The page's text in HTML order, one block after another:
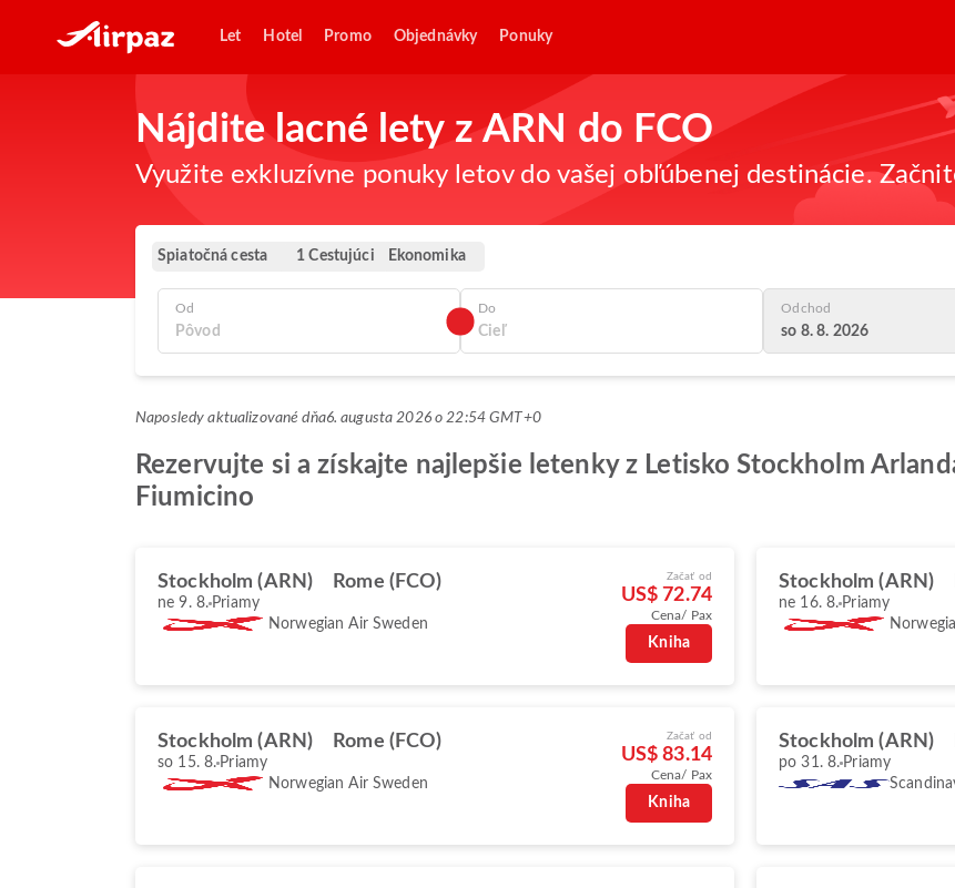
Let Hotel Promo Objednávky Ponuky
Nájdite lacné lety z ARN do FCO
Využite exkluzívne ponuky letov do vašej obľúbenej destinácie.
Spiatočná cesta 1 Cestujúci Ekonomika
Od Do Odchod
so 8. 8. 2026
Naposledy aktualizované dňa6. augusta 2026 o 22:54 GMT+0
Rezervujte si a získajte najlepšie letenky z Letisko Stockholm
Fiumicino
Stockholm (ARN) Rome (FCO)
ne 9. 8. Priamy
Norwegian Air Sweden
Začať od
US$ 72.74
Cena/ Pax
Kniha
Stockholm (ARN)
ne 16. 8. Priamy
Stockholm (ARN) Rome (FCO)
so 15. 8. Priamy
Norwegian Air Sweden
Začať od
US$ 83.14
Cena/ Pax
Kniha
Stockholm (ARN)
po 31. 8. Priamy